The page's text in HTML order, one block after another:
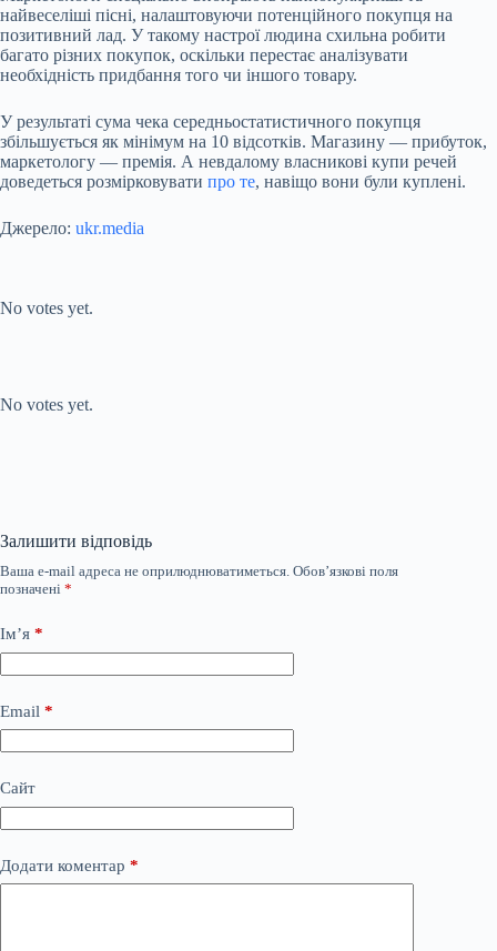
найвеселіші пісні, налаштовуючи потенційного покупця на
позитивний лад. У такому настрої людина схильна робити
багато різних покупок, оскільки перестає аналізувати
необхідність придбання того чи іншого товару.
У результаті сума чека середньостатистичного покупця
збільшується як мінімум на 10 відсотків. Магазину — прибуток,
маркетологу — премія. А невдалому власникові купи речей
доведеться розмірковувати про те, навіщо вони були куплені.
Джерело: ukr.media
No votes yet.
No votes yet.
Залишити відповідь
Ваша e-mail адреса не оприлюднюватиметься. Обов’язкові поля
позначені *
Ім’я *
Email *
Сайт
Додати коментар *